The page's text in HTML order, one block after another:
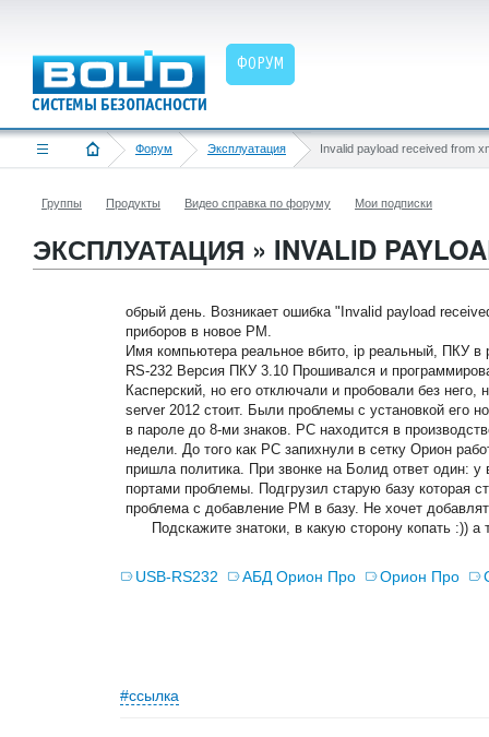
ФОРУМ
Форум Эксплуатация
Группы Продукты Видео справка по форуму Мои подписки
ЭКСПЛУАТАЦИЯ » INVALID
обрый день. Возникает ошибка "Invalid payload
приборов в новое РМ.
Имя компьютера реальное вбито, ip реальный, ПКУ
RS-232 Версия ПКУ 3.10 Прошивался и
Касперский, но его отключали и пробовали без него,
server 2012 стоит. Были проблемы с установкой его
в пароле до 8-ми знаков. РС находится в
недели. До того как РС запихнули в сетку Орион
пришла политика. При звонке на Болид ответ один:
портами проблемы. Подгрузил старую базу которая
проблема с добавление РМ в базу. Не хочет
Подскажите знатоки, в какую сторону копать :)) а
USB-RS232 АБД Орион Про Орион Про
#ссылка